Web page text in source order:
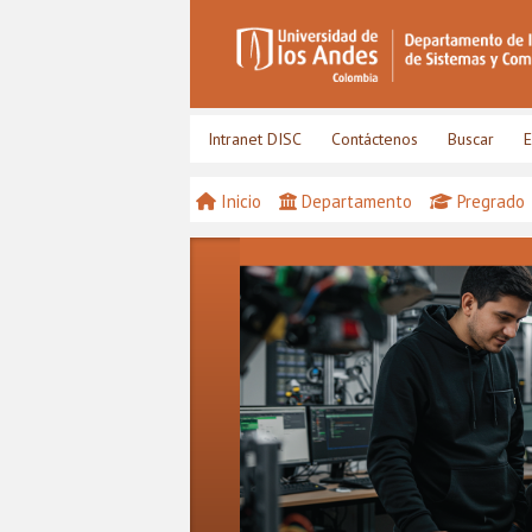
Intranet DISC Contáctenos Buscar
Inicio Departamento Pregrado